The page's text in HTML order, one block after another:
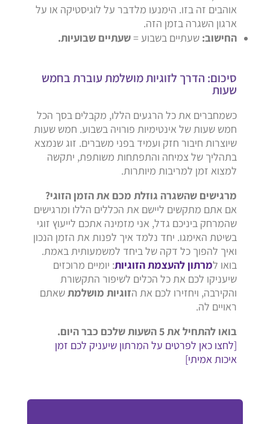
אוהבים זה בזו. הימנעו מלדבר על לוגיסטיקה או על
ארגון השגרה בזמן הזה.
החישוב: שעתיים בשבוע =שעתיים שבועיות.
סיכום: הדרך לזוגיות מושלמת עוברת בחמש
שעות
כשמחברים את כל הרגעים הללו, מקבלים בסך הכל
חמש שעות של אינטימיות פורויה בשבוע. חמש שעות
שיוצרות חיבור חזק ועמיד בפני משברים. זוג שנמצא
בתהליך של צמיחה והתפתחות משותפת, יתקשה
למצוא זמן למריבות מיותרות.
מרגישים שהשגרה גוזלת מכם את הזמן הזוגי?
אם אתם מתקשים ליישם את הכללים הללו ומרגישים
שהמרחק ביניכם גדל, אני מזמינה אתכם לייעוץ זוגי
בשיטת האימגו. יחד נלמד איך לפנות את הזמן הנכון
ואיך להפוך כל דקה של ביחד למשמעותית באמת.
בואו למרתון להעצמת הזוגיות: יומיים מרוכזים
שיעניקו לכם את כל הכלים לשיפור התקשורת
והקירבה, ויחזירו לכם את הזוגיות מושלמתשאתם
ראויים לה.
בואו להתחיל את 5 השעות שלכם כבר היום.
[לחצו כאן לפרטים על המרתון שיעניק לכם זמן
איכות אמיתי]